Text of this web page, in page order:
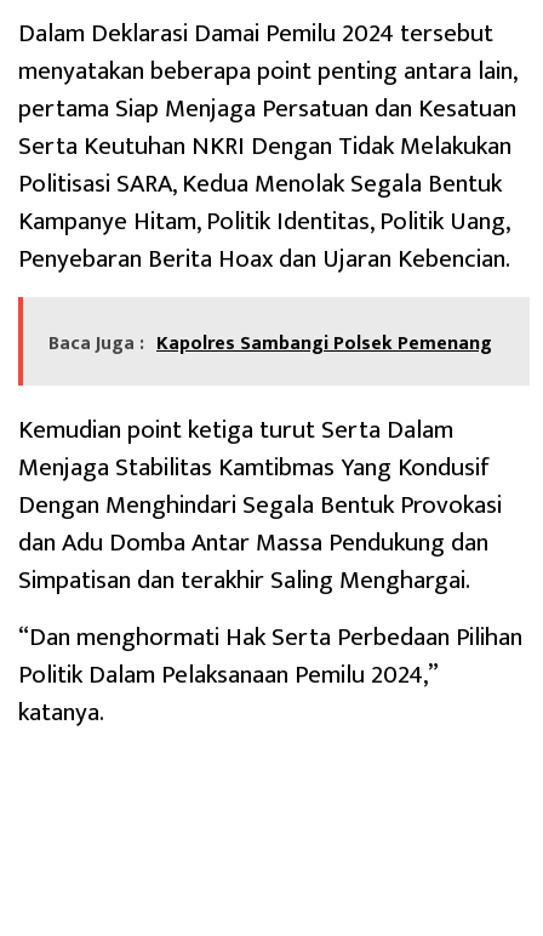
Dalam Deklarasi Damai Pemilu 2024 tersebut
menyatakan beberapa point penting antara lain,
pertama Siap Menjaga Persatuan dan Kesatuan
Serta Keutuhan NKRI Dengan Tidak Melakukan
Politisasi SARA, Kedua Menolak Segala Bentuk
Kampanye Hitam, Politik Identitas, Politik Uang,
Penyebaran Berita Hoax dan Ujaran Kebencian.
Baca Juga : Kapolres Sambangi Polsek Pemenang
Kemudian point ketiga turut Serta Dalam
Menjaga Stabilitas Kamtibmas Yang Kondusif
Dengan Menghindari Segala Bentuk Provokasi
dan Adu Domba Antar Massa Pendukung dan
Simpatisan dan terakhir Saling Menghargai.
“Dan menghormati Hak Serta Perbedaan Pilihan
Politik Dalam Pelaksanaan Pemilu 2024,”
katanya.